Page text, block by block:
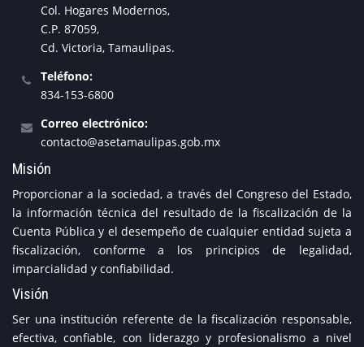
Col. Hogares Modernos,
C.P. 87059,
Cd. Victoria, Tamaulipas.
Teléfono:
834-153-6800
Correo electrónico:
contacto@asetamaulipas.gob.mx
Misión
Proporcionar a la sociedad, a través del Congreso del Estado,
la información técnica del resultado de la fiscalización de la
Cuenta Pública y el desempeño de cualquier entidad sujeta a
fiscalización, conforme a los principios de legalidad,
imparcialidad y confiabilidad.
Visión
Ser una institución referente de la fiscalización responsable,
efectiva, confiable, con liderazgo y profesionalismo a nivel